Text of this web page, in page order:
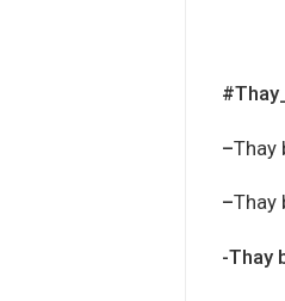
–Thay
–Thay
-Thay